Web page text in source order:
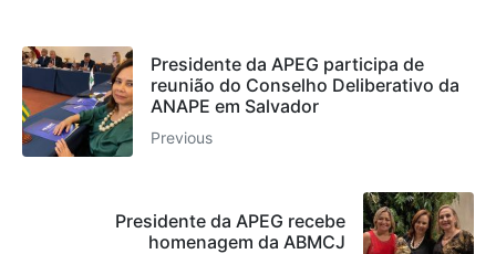
Presidente da APEG participa de
reunião do Conselho Deliberativo da
ANAPE em Salvador
Previous
Presidente da APEG recebe
homenagem da ABMCJ